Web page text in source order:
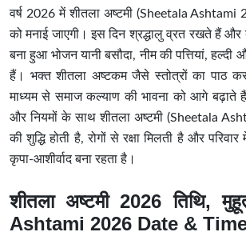
वर्ष 2026 में शीतला अष्टमी (Sheetala Ashtami
को मनाई जाएगी। इस दिन श्रद्धालु व्रत रखते हैं
बना हुआ भोजन यानी बसौदा, नीम की पत्तियां, हल्दी
हैं। भक्त शीतला अष्टकम जैसे स्तोत्रों का पाठ
माध्यम से समाज कल्याण की भावना को आगे बढ़ाते
और नियमों के साथ शीतला अष्टमी (Sheetala
की शुद्धि होती है, रोगों से रक्षा मिलती है और
कृपा-आशीर्वाद बना रहता है।
शीतला अष्टमी 2026 तिथि,
Ashtami 2026 Date &